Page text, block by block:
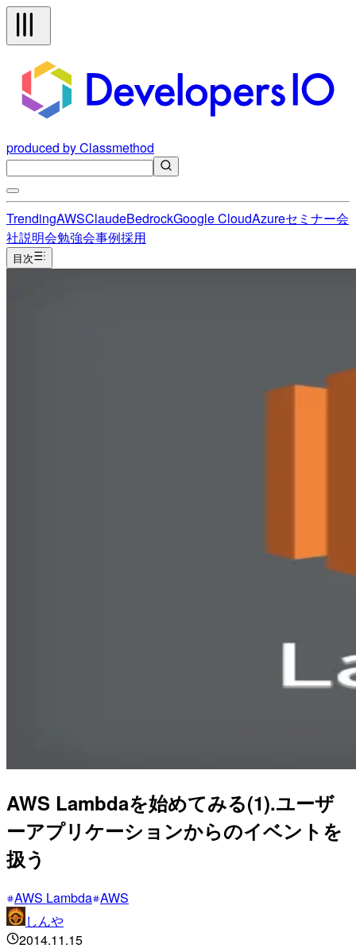
produced by Classmethod
TrendingAWSClaudeBedrockGoogle CloudAzureセミナー会
社説明会勉強会事例採用
目次
AWS Lambdaを始めてみる(1).ユーザ
ーアプリケーションからのイベントを
扱う
AWS Lambda AWS
しんや
2014.11.15